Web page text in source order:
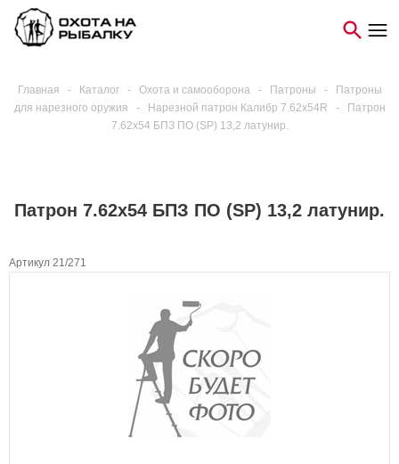
Главная - Каталог - Охота и самооборона - Патроны -
Патроны
для нарезного оружия
- Нарезной патрон Калибр 7.62х54R -
Патрон
7.62х54 БПЗ ПО (SP) 13,2 латунир.
Патрон 7.62х54 БПЗ ПО (SP) 13,2 латунир.
Артикул 21/271